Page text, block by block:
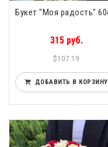
315 руб.
$107.19
ДОБАВИТЬ В КОРЗИНУ